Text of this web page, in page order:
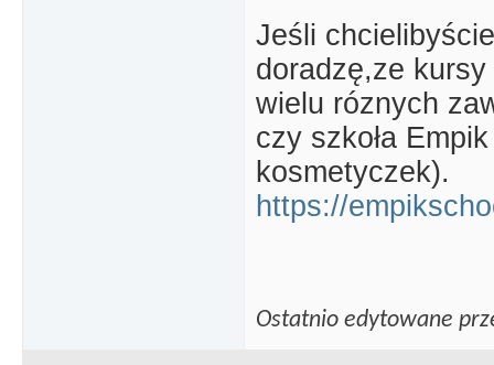
Jeśli
doradzę,ze
wielu róznych
czy szkoła
kosmetyczek).
https://
Ostatnio edytowane